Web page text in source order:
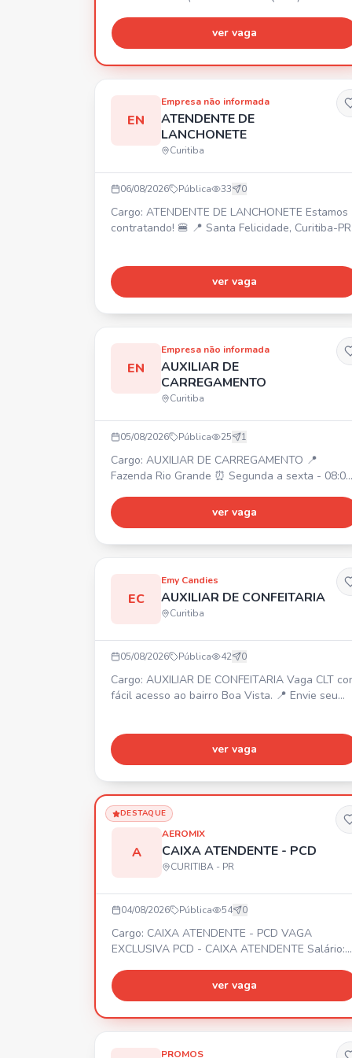
ver vaga
EN
Empresa não informada
ATENDENTE DE
LANCHONETE
Curitiba
06/08/2026 Pública 33 0
Cargo: ATENDENTE DE LANCHONETE Estamos
contratando! 🍔 📍 Santa Felicidade, Curitiba-PR
1.700,00. 🎁 Benefícios: Cartão alimentação
(bonificação de R$300 a R$500 por assiduidade
ver vaga
EN
Empresa não informada
AUXILIAR DE
CARREGAMENTO
Curitiba
05/08/2026 Pública 25 1
Cargo: AUXILIAR DE CARREGAMENTO 📍
Fazenda Rio Grande ⏰ Segunda a sexta - 08:00
+ VA R$449,85 + alimentação no local.
Requisitos: - Residir na Fazenda Rio Grande ou
ver vaga
EC
Emy Candies
AUXILIAR DE CONFEITARIA
Curitiba
05/08/2026 Pública 42 0
Cargo: AUXILIAR DE CONFEITARIA Vaga CLT com
fácil acesso ao bairro Boa Vista. 📍 Envie seu
ver vaga
DESTAQUE
A
AEROMIX
CAIXA ATENDENTE - PCD
CURITIBA - PR
04/08/2026 Pública 54 0
Cargo: CAIXA ATENDENTE - PCD VAGA
EXCLUSIVA PCD - CAIXA ATENDENTE Salário:
23,00 Vale Transporte: Incluso Totalpass
Saúde Escala: 6x2 (6 dias de trabalho e 2 de
ver vaga
PROMOS